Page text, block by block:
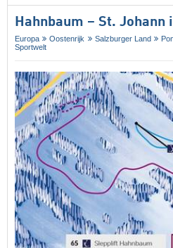
Hahnbaum – St. Johann
Europa Oostenrijk Salzburger Land
Sportwelt